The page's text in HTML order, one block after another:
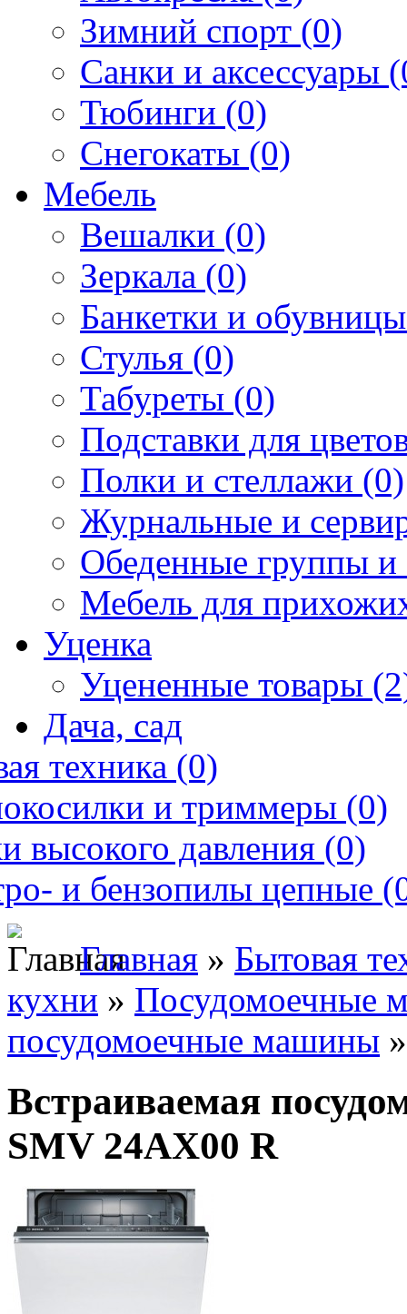
Зимний спорт (0)
Санки и аксессуары
Тюбинги (0)
Снегокаты (0)
Мебель
Вешалки (0)
Зеркала (0)
Банкетки и
Стулья (0)
Табуреты (0)
Подставки для
Полки и стеллажи (0)
Журнальные и
Обеденные группы и
Мебель для
Уценка
Уцененные товары
Дача, сад
техника (0)
и триммеры (0)
высокого давления (0)
и бензопилы цепные
Главная » Бытовая
кухни » Посудомоечные
посудомоечные машины
Встраиваемая
SMV 24AX00 R